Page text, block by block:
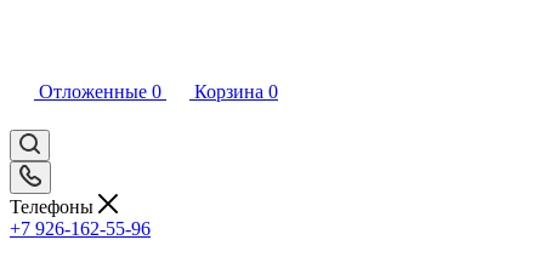
Отложенные 0 Корзина 0
Телефоны
+7 926-162-55-96